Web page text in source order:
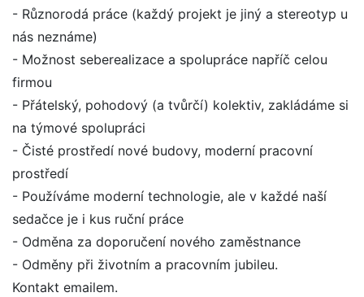
- Různorodá práce (každý projekt je jiný a stereotyp u
nás neznáme)
- Možnost seberealizace a spolupráce napříč celou
firmou
- Přátelský, pohodový (a tvůrčí) kolektiv, zakládáme si
na týmové spolupráci
- Čisté prostředí nové budovy, moderní pracovní
prostředí
- Používáme moderní technologie, ale v každé naší
sedačce je i kus ruční práce
- Odměna za doporučení nového zaměstnance
- Odměny při životním a pracovním jubileu.
Kontakt emailem.